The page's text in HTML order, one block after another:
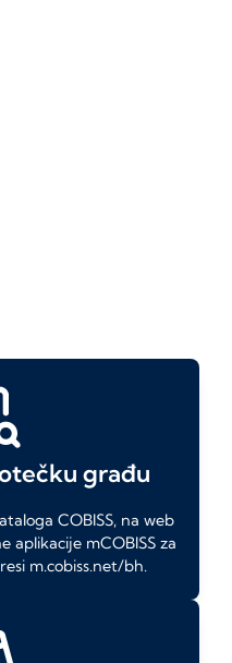
građu
COBISS, na web
aplikacije mCOBISS za
m.cobiss.net/bh.